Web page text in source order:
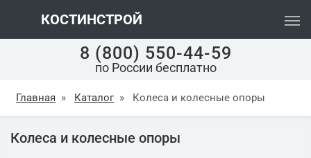
КОСТИНСТРОЙ
8 (800) 550-44-59
по России бесплатно
Главная » Каталог » Колеса и колесные опоры
Колеса и колесные опоры